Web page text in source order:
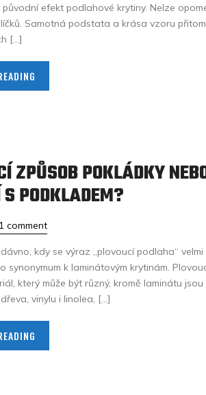
efekt podlahové krytiny. Nelze
Samotná podstata a krása vzoru
[…]
ZPŮSOB POKLÁDKY
PODKLADEM?
1 comment
kdy se výraz „plovoucí podlaha“
synonymum k laminátovým krytinám.
který může být různý, kromě laminátu jsou
vinylu i linolea, […]